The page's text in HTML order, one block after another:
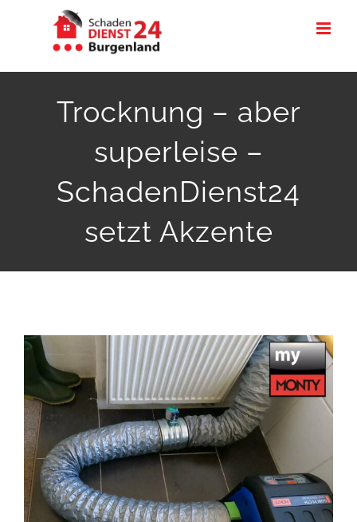
Trocknung – aber
superleise –
SchadenDienst24
setzt Akzente